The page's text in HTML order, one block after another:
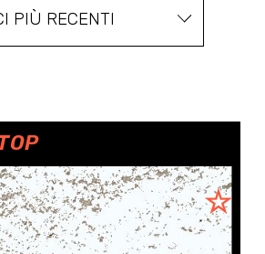
PIÙ RECENTI